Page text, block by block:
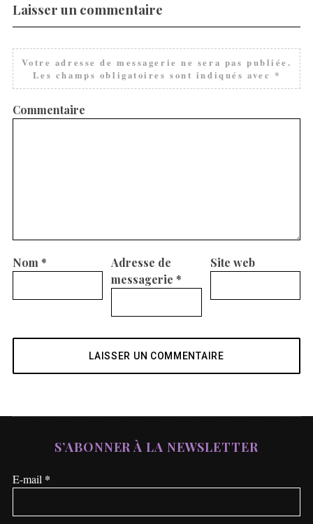
Laisser un commentaire
Votre adresse de messagerie ne sera pas publiée.
Les champs obligatoires sont indiqués avec *
Commentaire
Nom *
Adresse de
messagerie *
Site web
S’ABONNER À LA NEWSLETTER
E-mail *